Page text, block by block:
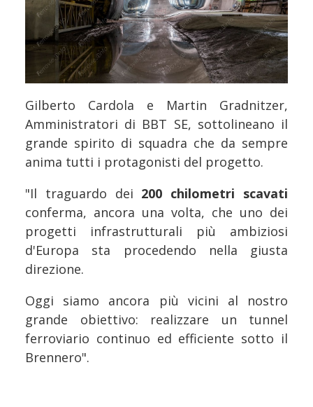
Gilberto Cardola e Martin Gradnitzer,
Amministratori di BBT SE, sottolineano il
grande spirito di squadra che da sempre
anima tutti i protagonisti del progetto.
"Il traguardo dei 200 chilometri scavati
conferma, ancora una volta, che uno dei
progetti infrastrutturali più ambiziosi
d'Europa sta procedendo nella giusta
direzione.
Oggi siamo ancora più vicini al nostro
grande obiettivo: realizzare un tunnel
ferroviario continuo ed efficiente sotto il
Brennero".